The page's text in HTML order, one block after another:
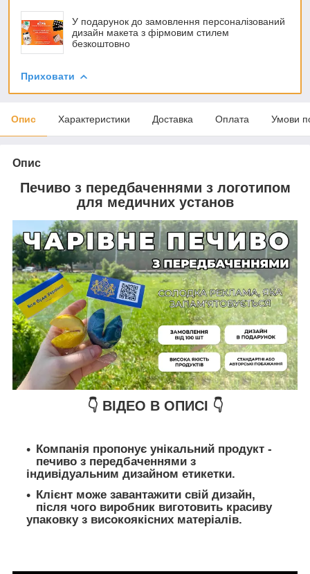
У подарунок до замовлення персоналізований
дизайн макета з фірмовим стилем
безкоштовно
Приховати
Опис Характеристики Доставка Оплата Умови
Опис
Печиво з передбаченнями з логотипом
для медичних установ
👇 ВІДЕО В ОПИСІ 👇
Компанія пропонує унікальний продукт -
печиво з передбаченнями з
індивідуальним дизайном етикетки.
Клієнт може завантажити свій дизайн,
після чого виробник виготовить красиву
упаковку з високоякісних матеріалів.